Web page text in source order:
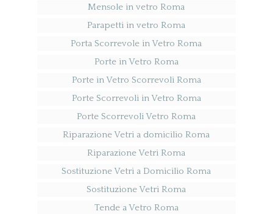
Mensole in vetro Roma
Parapetti in vetro Roma
Porta Scorrevole in Vetro Roma
Porte in Vetro Roma
Porte in Vetro Scorrevoli Roma
Porte Scorrevoli in Vetro Roma
Porte Scorrevoli Vetro Roma
Riparazione Vetri a domicilio Roma
Riparazione Vetri Roma
Sostituzione Vetri a Domicilio Roma
Sostituzione Vetri Roma
Tende a Vetro Roma